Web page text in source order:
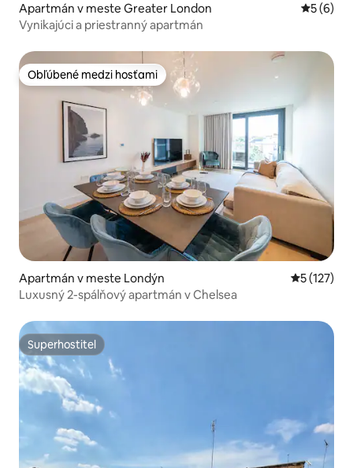
Apartmán v meste Greater London
5 (6)
Vynikajúci a priestranný apartmán
Obľúbené medzi hosťami
Obľúbené medzi hosťami
Apartmán v meste Londýn Priemerné
5 (127)
Luxusný 2-spálňový apartmán v Chelsea
Superhostiteľ
Superhostiteľ